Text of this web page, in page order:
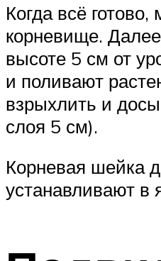
Когда всё
корневище.
высоте 5 см от
и поливают
взрыхлить и
слоя 5 см).
Корневая шейка
устанавливают в